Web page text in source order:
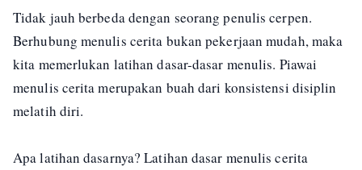
Tidak jauh berbeda dengan seorang penulis cerpen.
Berhubung menulis cerita bukan pekerjaan mudah, maka
kita memerlukan latihan dasar-dasar menulis. Piawai
menulis cerita merupakan buah dari konsistensi disiplin
melatih diri.
Apa latihan dasarnya? Latihan dasar menulis cerita